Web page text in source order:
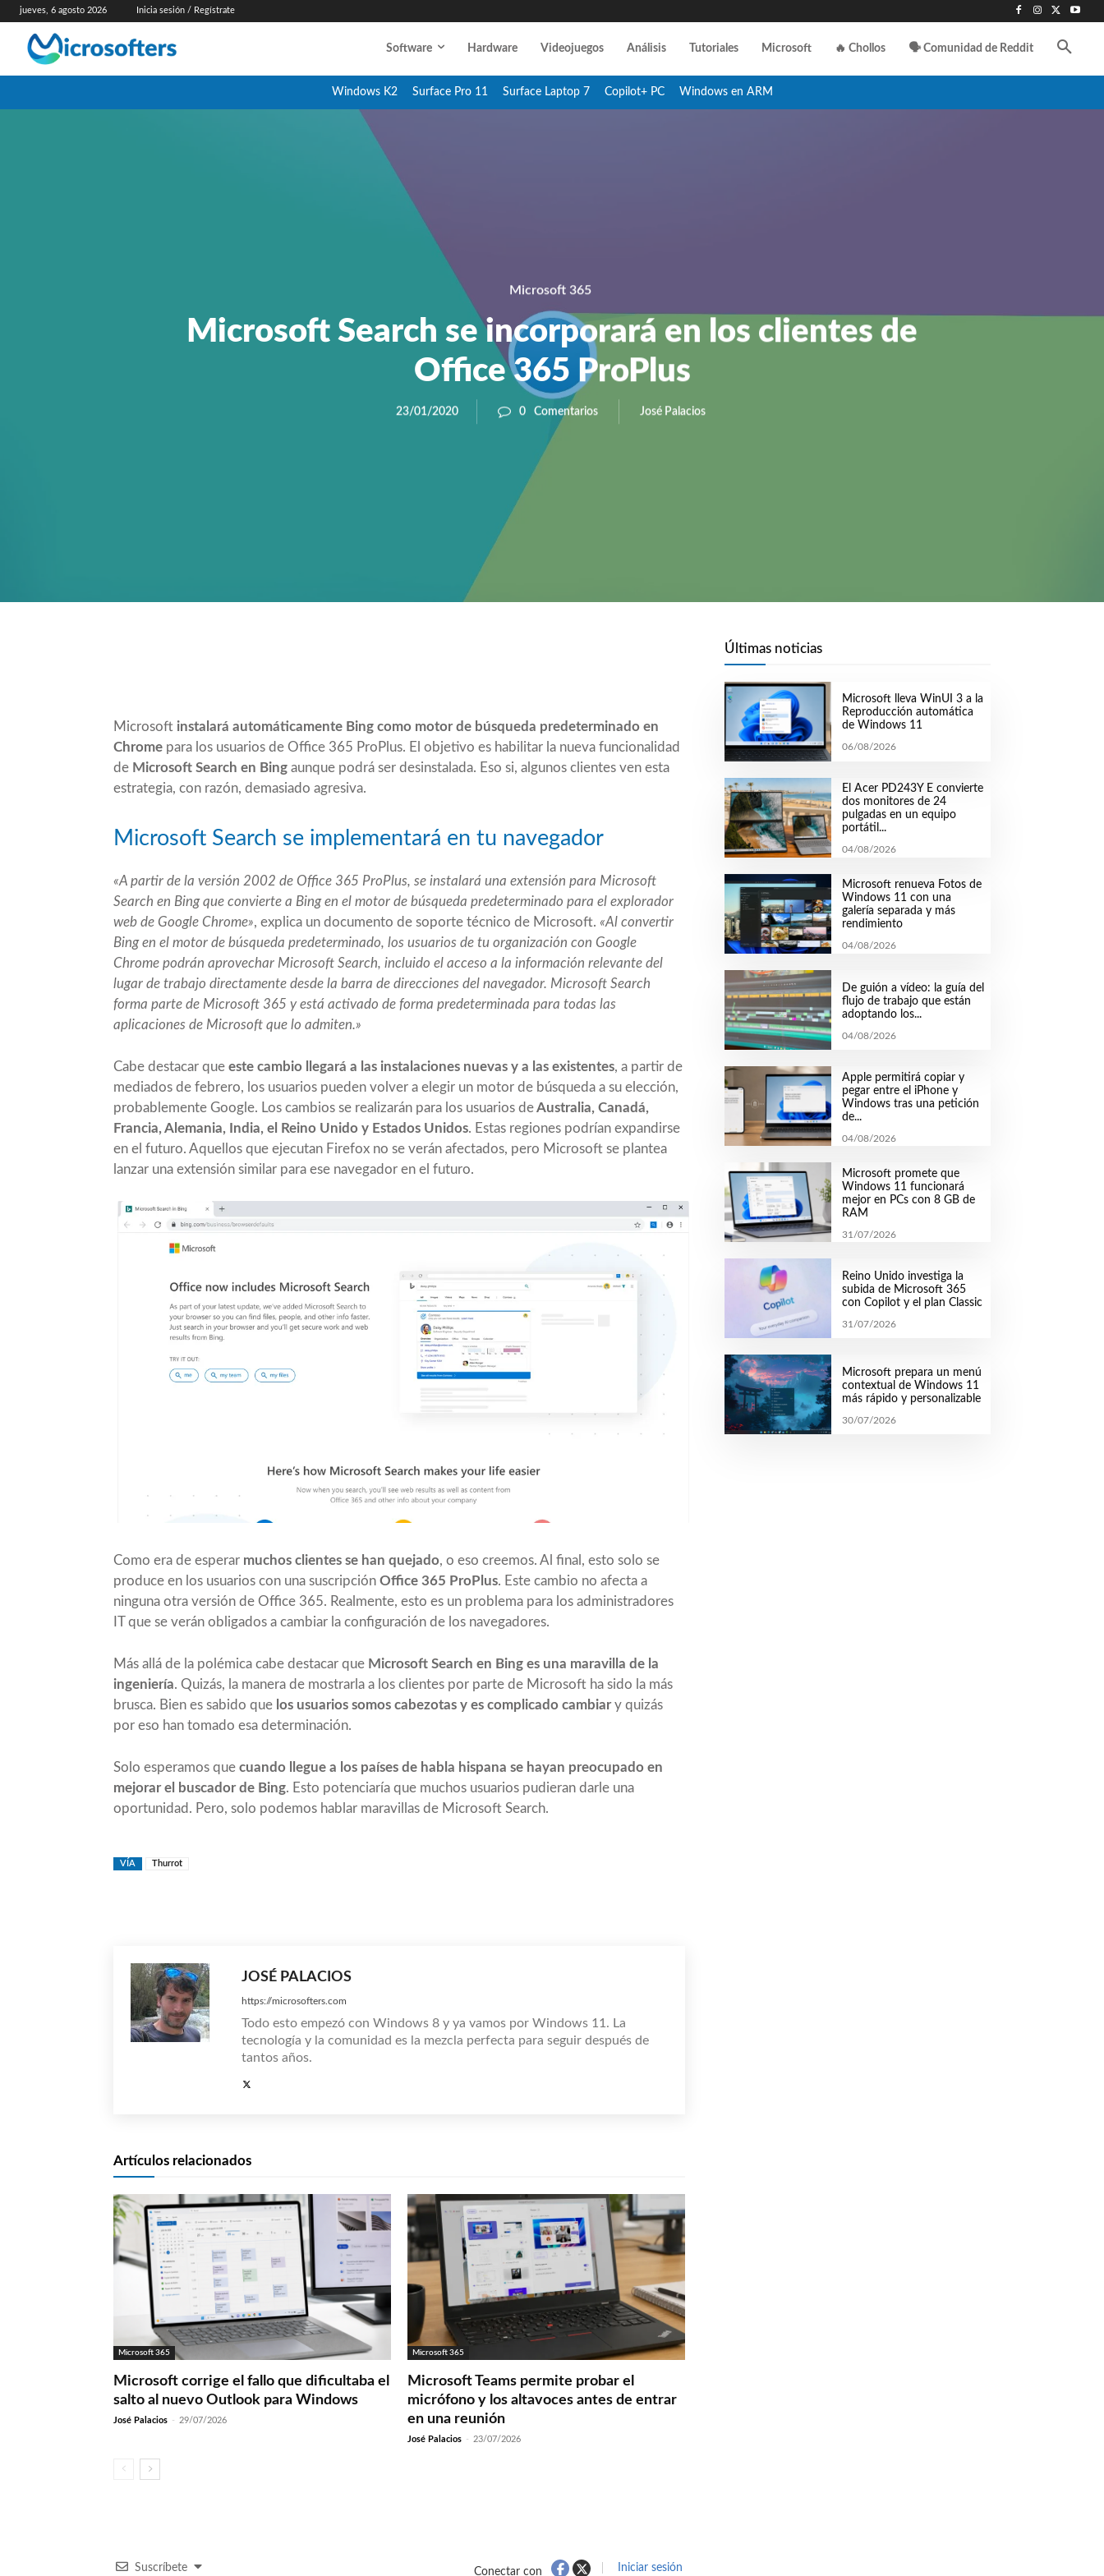
jueves, 6 agosto 2026 Inicia sesión / Regístrate
Software Hardware Videojuegos Análisis Tutoriales Microsoft 🔥 Chollos 🗣️ Comunidad de Reddit
Windows K2 Surface Pro 11 Surface Laptop 7 Copilot+ PC Windows en ARM
Microsoft 365
Microsoft Search se incorporará en los clientes de
Office 365 ProPlus
23/01/2020 0 Comentarios José Palacios
Microsoft instalará automáticamente Bing como motor de búsqueda predeterminado en
Chrome para los usuarios de Office 365 ProPlus. El objetivo es habilitar la nueva funcionalidad
de Microsoft Search en Bing aunque podrá ser desinstalada. Eso si, algunos clientes ven esta
estrategia, con razón, demasiado agresiva.
Microsoft Search se implementará en tu navegador
«A partir de la versión 2002 de Office 365 ProPlus, se instalará una extensión para Microsoft
Search en Bing que convierte a Bing en el motor de búsqueda predeterminado para el explorador
web de Google Chrome», explica un documento de soporte técnico de Microsoft. «Al convertir
Bing en el motor de búsqueda predeterminado, los usuarios de tu organización con Google
Chrome podrán aprovechar Microsoft Search, incluido el acceso a la información relevante del
lugar de trabajo directamente desde la barra de direcciones del navegador. Microsoft Search
forma parte de Microsoft 365 y está activado de forma predeterminada para todas las
aplicaciones de Microsoft que lo admiten.»
Cabe destacar que este cambio llegará a las instalaciones nuevas y a las existentes, a partir de
mediados de febrero, los usuarios pueden volver a elegir un motor de búsqueda a su elección,
probablemente Google. Los cambios se realizarán para los usuarios deAustralia, Canadá,
Francia, Alemania, India, el Reino Unido y Estados Unidos. Estas regiones podrían expandirse
en el futuro. Aquellos que ejecutan Firefox no se verán afectados, pero Microsoft se plantea
lanzar una extensión similar para ese navegador en el futuro.
Como era de esperar muchos clientes se han quejado, o eso creemos. Al final, esto solo se
produce en los usuarios con una suscripción Office 365 ProPlus. Este cambio no afecta a
ninguna otra versión de Office 365. Realmente, esto es un problema para los administradores
IT que se verán obligados a cambiar la configuración de los navegadores.
Más allá de la polémica cabe destacar que Microsoft Search en Bing es una maravilla de la
ingeniería. Quizás, la manera de mostrarla a los clientes por parte de Microsoft ha sido la más
brusca. Bien es sabido que los usuarios somos cabezotas y es complicado cambiary quizás
por eso han tomado esa determinación.
Solo esperamos que cuando llegue a los países de habla hispana se hayan preocupado en
mejorar el buscador de Bing. Esto potenciaría que muchos usuarios pudieran darle una
oportunidad. Pero, solo podemos hablar maravillas de Microsoft Search.
VÍA Thurrot
JOSÉ PALACIOS
https://microsofters.com
Todo esto empezó con Windows 8 y ya vamos por Windows 11. La
tecnología y la comunidad es la mezcla perfecta para seguir después de
tantos años.
Artículos relacionados
Microsoft 365
Microsoft corrige el fallo que dificultaba el
salto al nuevo Outlook para Windows
José Palacios - 29/07/2026
Microsoft 365
Microsoft Teams permite probar el
micrófono y los altavoces antes de entrar
en una reunión
José Palacios - 23/07/2026
Suscríbete Conectar con Iniciar sesión
Últimas noticias
Microsoft lleva WinUI 3 a la
Reproducción automática
de Windows 11
06/08/2026
El Acer PD243Y E convierte
dos monitores de 24
pulgadas en un equipo
portátil...
04/08/2026
Microsoft renueva Fotos de
Windows 11 con una
galería separada y más
rendimiento
04/08/2026
De guión a vídeo: la guía del
flujo de trabajo que están
adoptando los...
04/08/2026
Apple permitirá copiar y
pegar entre el iPhone y
Windows tras una petición
de...
04/08/2026
Microsoft promete que
Windows 11 funcionará
mejor en PCs con 8 GB de
RAM
31/07/2026
Reino Unido investiga la
subida de Microsoft 365
con Copilot y el plan Classic
31/07/2026
Microsoft prepara un menú
contextual de Windows 11
más rápido y personalizable
30/07/2026